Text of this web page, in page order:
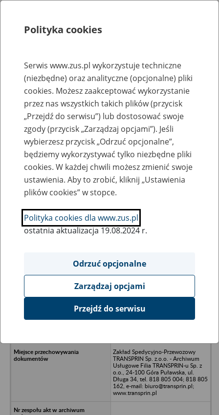
Rejestry, ewidencje i archiwa
Baza zlikwidowanych lub
przekształconych zakładów pracy
Nazwa zakładu pracy:
SZUKAJ
Ukryj wszystkie pozycje bazy
Gminna Spółdzielnia SCh w
Zakład Spedycyjno-Przewozowy
TRANSPRIN Sp. z.o.o. - Archiwum
Usługowe Filia TRANSPRIN-u Sp. z
o.o., 24-100 Góra Puławska, ul.
Długa 34, tel. 818 805 004; 818 805
162, e-mail: biuro@transprin.pl;
www.transprin.pl
Polityka cookies
Serwis www.zus.pl wykorzystuje techniczne
(niezbędne) oraz analityczne (opcjonalne) pliki
cookies. Możesz zaakceptować wykorzystanie
przez nas wszystkich takich plików (przycisk
„Przejdź do serwisu”) lub dostosować swoje
zgody (przycisk „Zarządzaj opcjami”). Jeśli
wybierzesz przycisk „Odrzuć opcjonalne”,
będziemy wykorzystywać tylko niezbędne pliki
cookies. W każdej chwili możesz zmienić swoje
ustawienia. Aby to zrobić, kliknij „Ustawienia
plików cookies” w stopce.
Polityka cookies dla www.zus.pl
ostatnia aktualizacja 19.08.2024 r.
Odrzuć opcjonalne
Zarządzaj opcjami
Przejdź do serwisu